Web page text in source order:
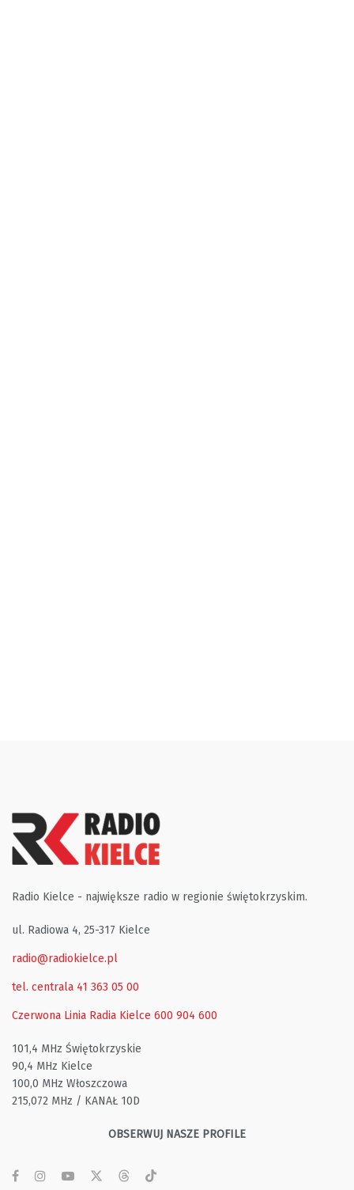
Radio Kielce - największe radio w regionie świętokrzyskim.
ul. Radiowa 4, 25-317 Kielce
radio@radiokielce.pl
tel. centrala 41 363 05 00
Czerwona Linia Radia Kielce 600 904 600
101,4 MHz Świętokrzyskie
90,4 MHz Kielce
100,0 MHz Włoszczowa
215,072 MHz / KANAŁ 10D
OBSERWUJ NASZE PROFILE